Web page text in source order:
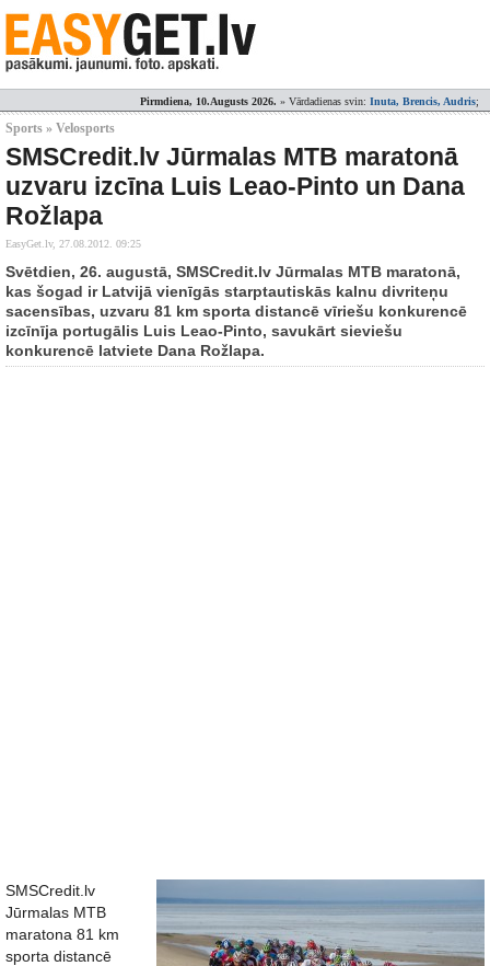
Pirmdiena, 10.Augusts 2026. » Vārdadienas svin: Inuta, Brencis, Audris;
Sports » Velosports
SMSCredit.lv Jūrmalas MTB maratonā
uzvaru izcīna Luis Leao-Pinto un Dana
Rožlapa
EasyGet.lv, 27.08.2012. 09:25
Svētdien, 26. augustā, SMSCredit.lv Jūrmalas MTB maratonā,
kas šogad ir Latvijā vienīgās starptautiskās kalnu divriteņu
sacensības, uzvaru 81 km sporta distancē vīriešu konkurencē
izcīnīja portugālis Luis Leao-Pinto, savukārt sieviešu
konkurencē latviete Dana Rožlapa.
SMSCredit.lv
Jūrmalas MTB
maratona 81 km
sporta distancē